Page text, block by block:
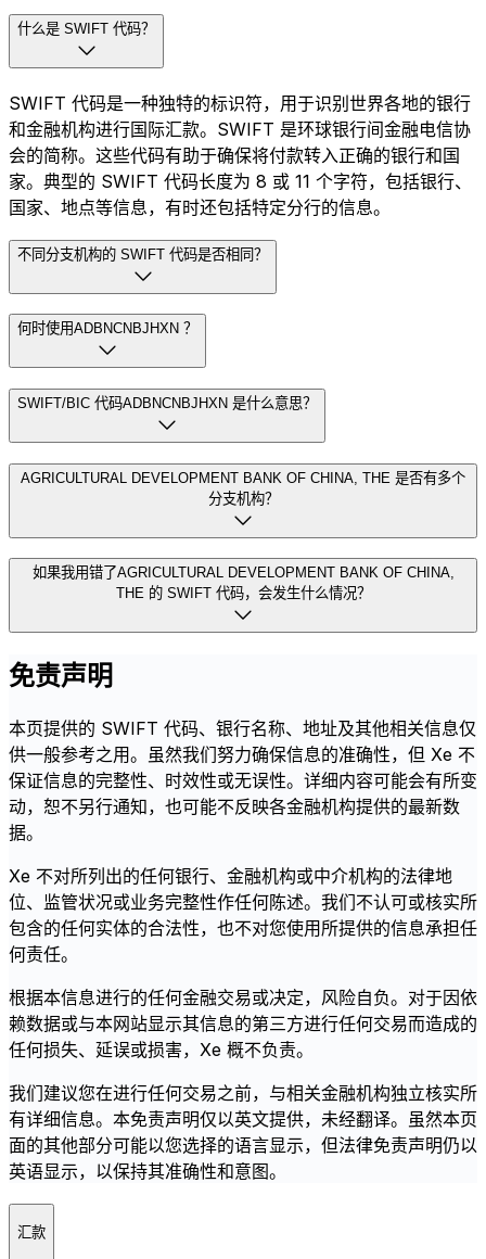
什么是 SWIFT 代码？
SWIFT 代码是一种独特的标识符，用于识别世界各地的银行
和金融机构进行国际汇款。SWIFT 是环球银行间金融电信协
会的简称。这些代码有助于确保将付款转入正确的银行和国
家。典型的 SWIFT 代码长度为 8 或 11 个字符，包括银行、
国家、地点等信息，有时还包括特定分行的信息。
不同分支机构的 SWIFT 代码是否相同？
何时使用ADBNCNBJHXN ？
SWIFT/BIC 代码ADBNCNBJHXN 是什么意思？
AGRICULTURAL DEVELOPMENT BANK OF CHINA, THE 是否有多个
分支机构？
如果我用错了AGRICULTURAL DEVELOPMENT BANK OF CHINA,
THE 的 SWIFT 代码，会发生什么情况？
免责声明
本页提供的 SWIFT 代码、银行名称、地址及其他相关信息仅
供一般参考之用。虽然我们努力确保信息的准确性，但 Xe 不
保证信息的完整性、时效性或无误性。详细内容可能会有所变
动，恕不另行通知，也可能不反映各金融机构提供的最新数
据。
Xe 不对所列出的任何银行、金融机构或中介机构的法律地
位、监管状况或业务完整性作任何陈述。我们不认可或核实所
包含的任何实体的合法性，也不对您使用所提供的信息承担任
何责任。
根据本信息进行的任何金融交易或决定，风险自负。对于因依
赖数据或与本网站显示其信息的第三方进行任何交易而造成的
任何损失、延误或损害，Xe 概不负责。
我们建议您在进行任何交易之前，与相关金融机构独立核实所
有详细信息。本免责声明仅以英文提供，未经翻译。虽然本页
面的其他部分可能以您选择的语言显示，但法律免责声明仍以
英语显示，以保持其准确性和意图。
汇款